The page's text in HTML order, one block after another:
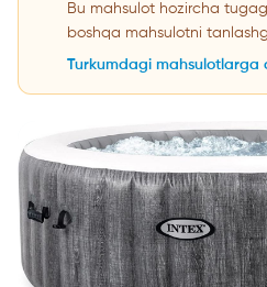
Bu mahsulot hozircha
boshqa mahsulotni
Turkumdagi mahsulotlarga